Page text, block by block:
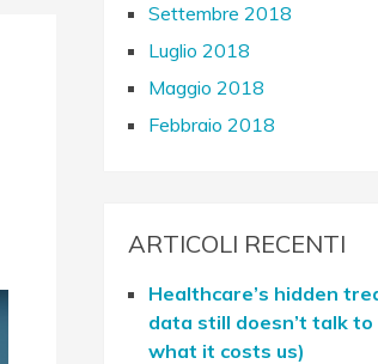
Settembre 2018
Luglio 2018
Maggio 2018
Febbraio 2018
ARTICOLI RECENTI
Healthcare’s hidden
data still doesn’t talk
what it costs us)